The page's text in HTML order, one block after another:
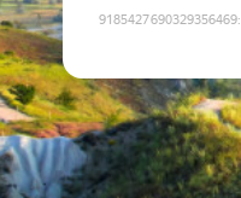
9185427690329356469: